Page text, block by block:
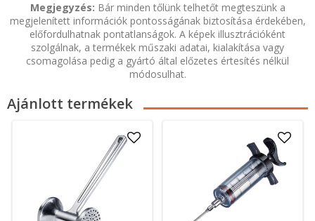
Megjegyzés: Bár minden tőlünk telhetőt megteszünk a
megjelenített információk pontosságának biztosítása érdekében,
előfordulhatnak pontatlanságok. A képek illusztrációként
szolgálnak, a termékek műszaki adatai, kialakítása vagy
csomagolása pedig a gyártó által előzetes értesítés nélkül
módosulhat.
Ajánlott termékek